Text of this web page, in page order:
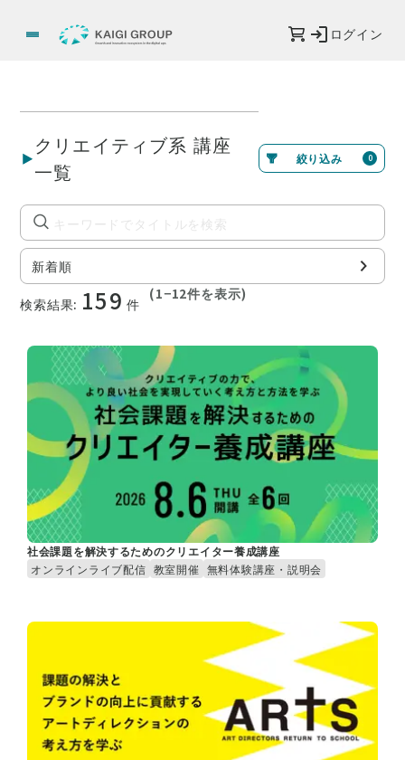
ログイン
クリエイティブ系 講座
一覧
絞り込み 0
検索結果: 159 件
(1−12件を表示)
新着順
社会課題を解決するためのクリエイター養成講座
オンラインライブ配信 教室開催 無料体験講座・説明会